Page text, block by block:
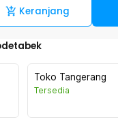
Keranjang
Toko Tangerang
Tersedia